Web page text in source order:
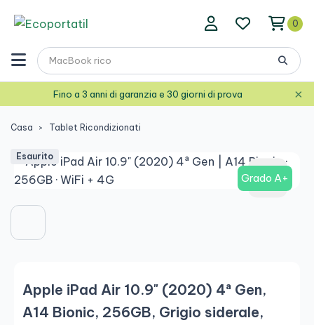
0
Fino a 3 anni di garanzia e 30 giorni di prova ×
Casa Tablet Ricondizionati
Grado A+
Esaurito
Apple iPad Air 10.9" (2020) 4ª Gen,
A14 Bionic, 256GB, Grigio siderale,